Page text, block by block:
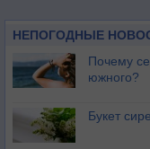
НЕПОГОДНЫЕ
Почему
южного?
Букет